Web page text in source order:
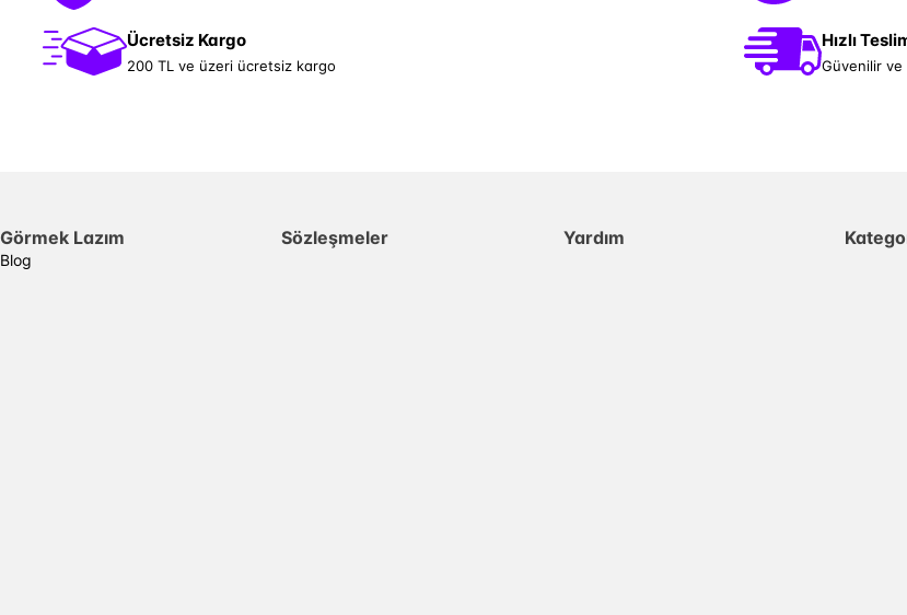
Ücretsiz Kargo
200 TL ve üzeri ücretsiz kargo
Hızlı
Güvenilir ve
Görmek Lazım
Blog
Sözleşmeler Yardım